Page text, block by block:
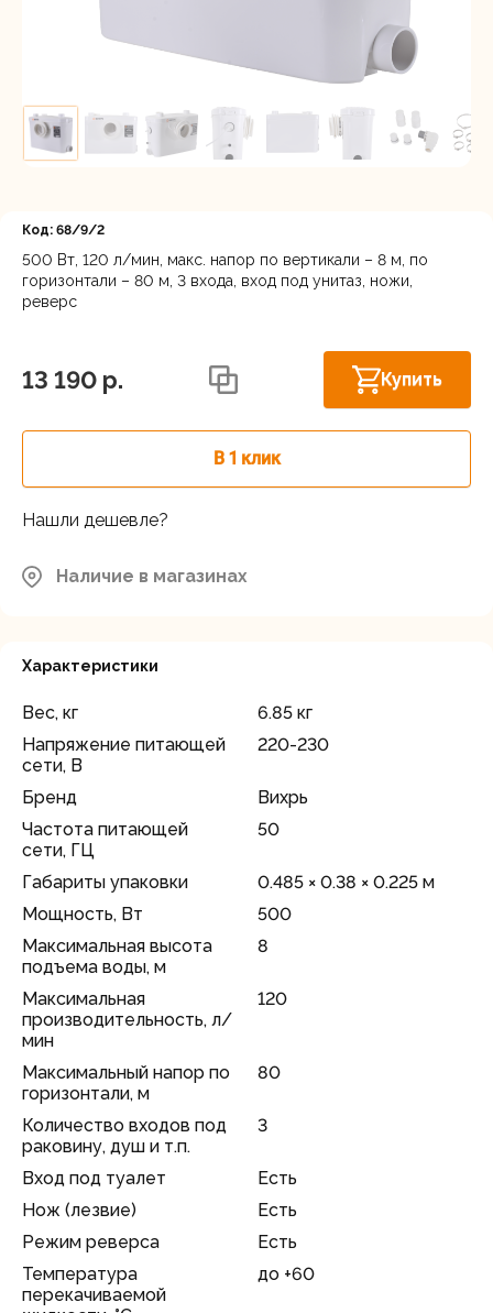
Код: 68/9/2
500 Вт, 120 л/мин, макс. напор по вертикали – 8 м, по
горизонтали – 80 м, 3 входа, вход под унитаз, ножи,
реверс
13 190 p. Купить
В 1 клик
Нашли дешевле?
Наличие в магазинах
Санкт-Петербург, Индустриальная
Характеристики
Вес, кг
6.85 кг
Напряжение питающей
сети, В
220-230
Бренд
Вихрь
Частота питающей
сети, ГЦ
50
Габариты упаковки
0.485 × 0.38 × 0.225 м
Мощность, Вт
500
Максимальная высота
подъема воды, м
8
Максимальная
производительность, л/
мин
120
Максимальный напор по
горизонтали, м
80
Количество входов под
раковину, душ и т.п.
3
Вход под туалет
Есть
Нож (лезвие)
Есть
Режим реверса
Есть
Температура
перекачиваемой
до +60
Регистрация